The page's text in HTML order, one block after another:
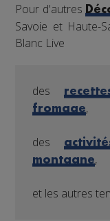
Pour d'autres
Savoie et Haute-
Blanc Live
des
fromage,
des
montagne,
et les autres